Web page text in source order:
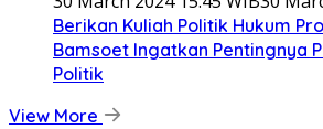
Berikan Kuliah Politik Hukum
Bamsoet Ingatkan Pentingnya
Politik
View More